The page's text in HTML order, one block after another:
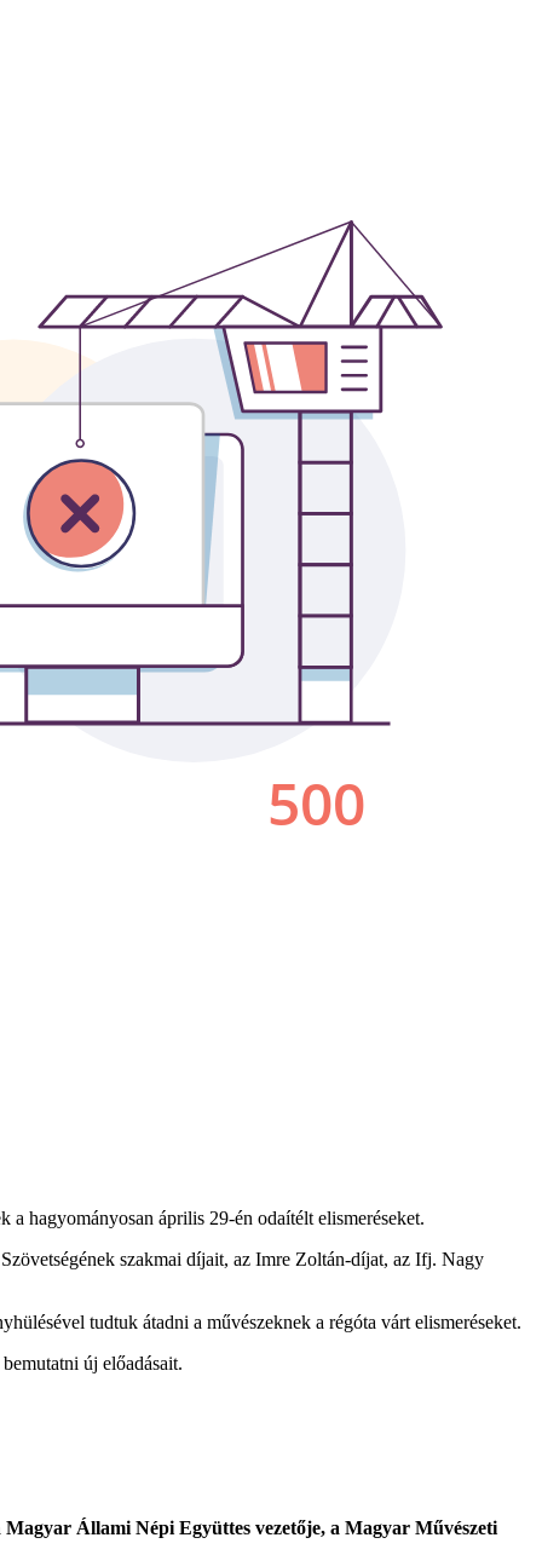
hagyományosan április 29-én odaítélt elismeréseket.
szakmai díjait, az Imre Zoltán-díjat, az Ifj. Nagy
tudtuk átadni a művészeknek a régóta várt elismeréseket.
új előadásait.
Állami Népi Együttes vezetője, a Magyar Művészeti